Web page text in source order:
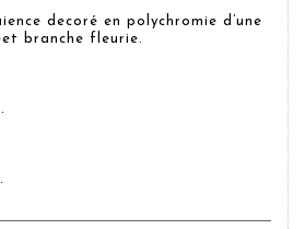
decoré en polychromie d’une
branche fleurie.